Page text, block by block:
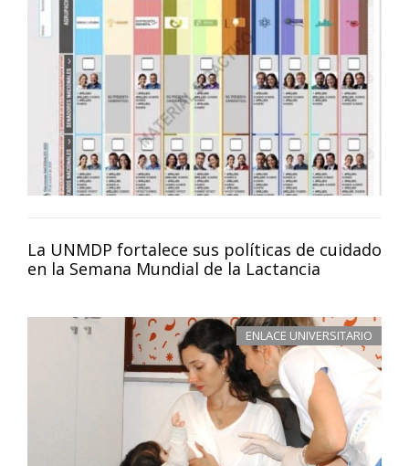
La UNMDP fortalece sus políticas de cuidado
en la Semana Mundial de la Lactancia
ENLACE UNIVERSITARIO